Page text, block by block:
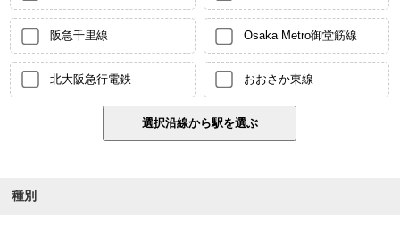
阪急千里線 Osaka Metro御堂筋線
北大阪急行電鉄 おおさか東線
種別